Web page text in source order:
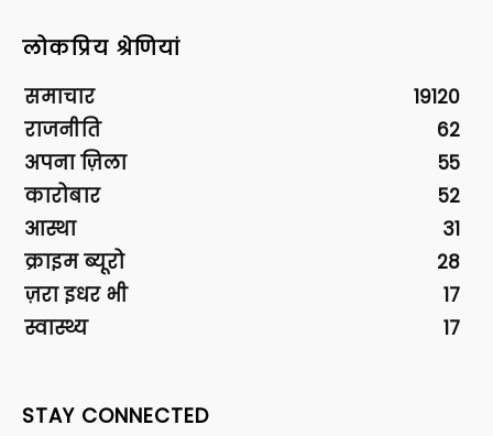
लोकप्रिय श्रेणियां
समाचार
19120
राजनीति
62
अपना ज़िला
55
कारोबार
52
आस्था
31
क्राइम ब्यूरो
28
ज़रा इधर भी
17
स्वास्थ्य
17
STAY CONNECTED